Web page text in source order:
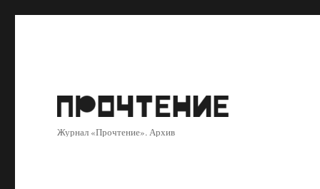
Журнал «Прочтение». Архив